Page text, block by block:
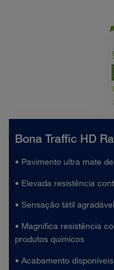
Bona Traffic HD
• Pavimento ultra mate
• Elevada resistência
• Sensação tátil agradável
• Magnífica resistência
produtos químicos
• Acabamento